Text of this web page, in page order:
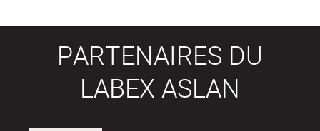
PARTENAIRES DU
LABEX ASLAN